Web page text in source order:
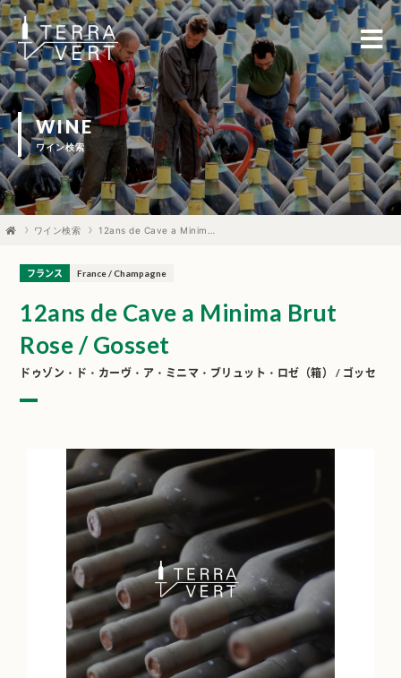
WINE
ワイン検索
ワイン検索
12ans de Cave a Minima Brut
Rose / Gosset
ドゥゾン・ド・カーヴ・ア・ミニマ・ブリュット・ロゼ（箱） / ゴッセ
フランス France / Champagne